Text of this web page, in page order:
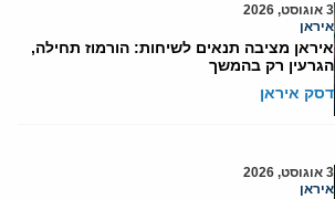
3 אוגוסט, 2026
איראן
איראן מציבה תנאים לשיחות: הורמוז תחילה,
הגרעין רק בהמשך
דסק איראן
3 אוגוסט, 2026
איראן